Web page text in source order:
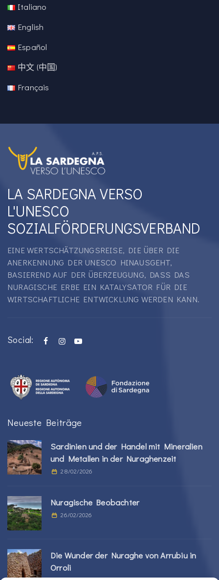
Italiano
English
Español
中文 (中国)
Français
LA SARDEGNA VERSO
L'UNESCO
SOZIALFÖRDERUNGSVERBAND
EINE WERTSCHÄTZUNGSREISE, DIE ÜBER DIE
ANERKENNUNG DER UNESCO HINAUSGEHT,
BASIEREND AUF DER ÜBERZEUGUNG, DASS DAS
NURAGISCHE ERBE EIN KATALYSATOR FÜR DIE
WIRTSCHAFTLICHE ENTWICKLUNG WERDEN KANN.
Social:
Neueste Beiträge
Sardinien und der Handel mit Mineralien
und Metallen in der Nuraghenzeit
28/02/2026
Nuragische Beobachter
26/02/2026
Die Wunder der Nuraghe von Arrubiu in
Orroli